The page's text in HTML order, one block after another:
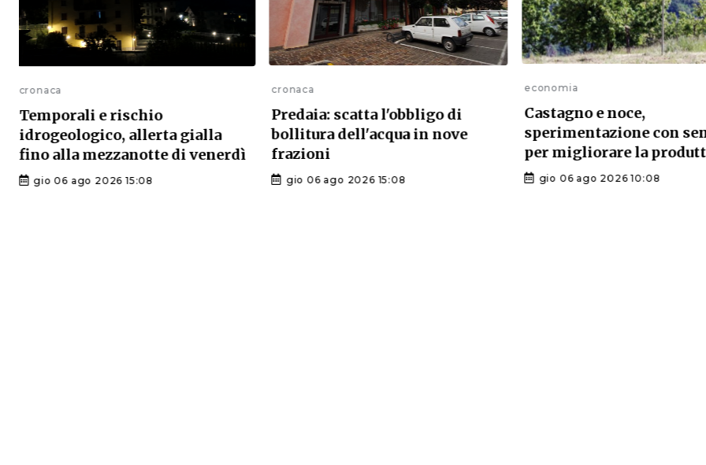
cronaca
Temporali e rischio
idrogeologico, allerta gialla
fino alla mezzanotte di venerdì
gio 06 ago 2026 15:08
cronaca
Predaia: scatta l'obbligo di
bollitura dell'acqua in nove
frazioni
gio 06 ago 2026 15:08
economia
Castagno e noce,
sperimentazione con
per migliorare la
gio 06 ago 2026 10:08